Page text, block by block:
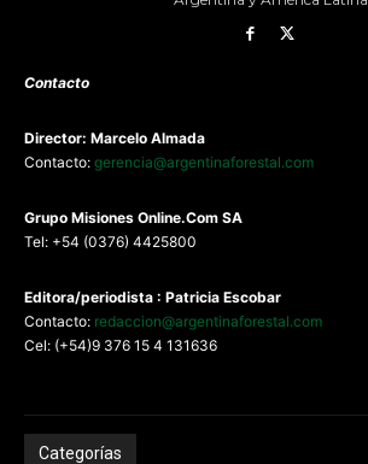
Contacto
Director: Marcelo Almada
Contacto: gerencia@argentinaforestal.com
Grupo Misiones Online.Com SA
Tel: +54 (0376) 4425800
Editora/periodista : Patricia Escobar
Contacto: redaccion@argentinaforestal.com
Cel: (+54)9 376 15 4 131636
Categorías